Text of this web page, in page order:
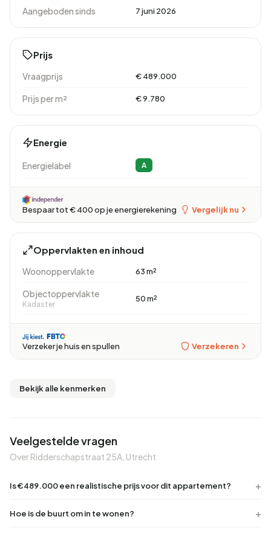
Aangeboden sinds 7 juni 2026
Prijs
Vraagprijs € 489.000
Prijs per m² € 9.780
Energie
Energielabel A
Bespaar tot € 400 op je energierekening Vergelijk nu
Oppervlakten en inhoud
Woonoppervlakte 63 m²
Objectoppervlakte
Kadaster
50 m²
Verzeker je huis en spullen Verzekeren
Bekijk alle kenmerken
Veelgestelde vragen
Over Ridderschapstraat 25A, Utrecht
Is €489.000 een realistische prijs voor dit appartement?
Hoe is de buurt om in te wonen?